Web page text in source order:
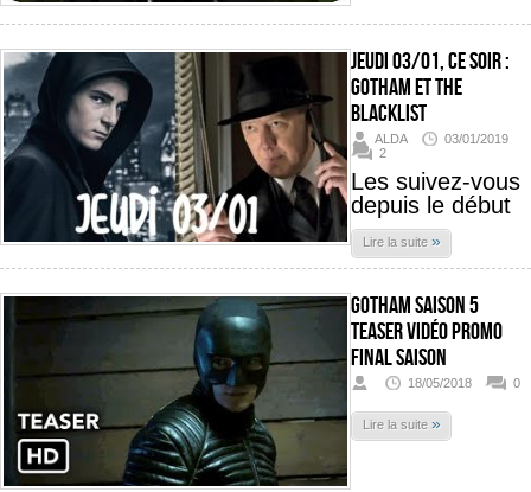
Jeudi 03/01, ce soir :
Gotham et The
Blacklist
ALDA
03/01/2019
2
Les suivez-vous
depuis le début
Lire la suite »
Gotham Saison 5
Teaser Vidéo promo
Final Saison
18/05/2018 0
Lire la suite »